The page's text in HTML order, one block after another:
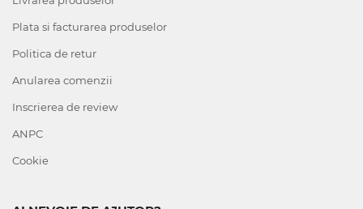
Plata si facturarea produselor
Politica de retur
Anularea comenzii
Inscrierea de review
ANPC
Cookie